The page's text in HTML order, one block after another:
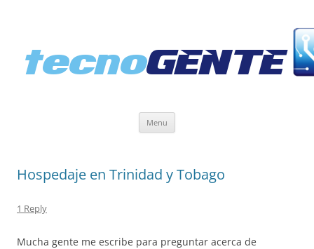
Menu
Hospedaje en Trinidad y Tobago
1 Reply
Mucha gente me escribe para preguntar acerca de